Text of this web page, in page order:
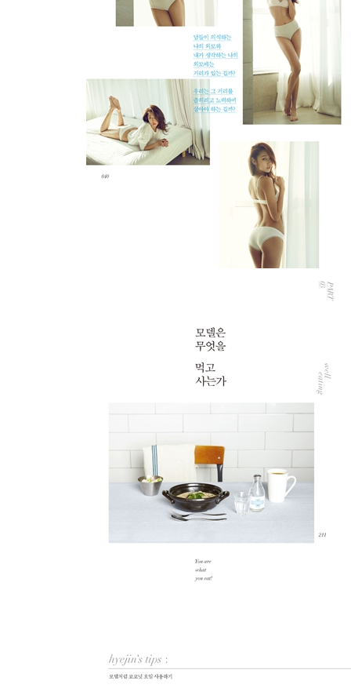
294 내 트레이너는 배정훈입니다
157 등 곧바르고 탄력 있는 등을 위한 운동 3가지
161 어깨 옷태 살리는 어깨 운동 4가지
166 팔 출렁이는 팔뚝 살에 탄력을 주는 운동 5가지
172 가슴 모으고 올려 가슴을 볼륨-업시키는 운동
178 복부 선명한 11자 복근을 만드는 운동 4가지
183 옆구리 군살을 태우고 허리 라인을 잘록하게
187 엉덩이 애플 힙을 위한 절대 운동 7가지
194 다리 모델 다리로 만드는 운동 10가지